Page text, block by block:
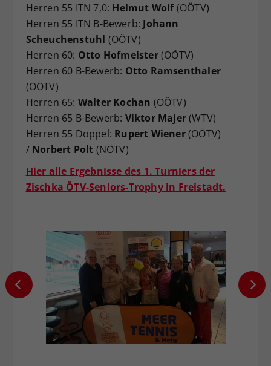
Herren 55 ITN 7,0: Helmut Wolf(OÖTV)
Herren 55 ITN B-Bewerb: Johann
Scheuchenstuhl (OÖTV)
Herren 60: Otto Hofmeister(OÖTV)
Herren 60 B-Bewerb: Otto Ramsenthaler
(OÖTV)
Herren 65: Walter Kochan (OÖTV)
Herren 65 B-Bewerb: Viktor Majer(WTV)
Herren 55 Doppel: Rupert Wiener(OÖTV)
/ Norbert Polt (NÖTV)
Hier alle Ergebnisse des 1. Turniers der
Zischka ÖTV-Seniors-Trophy in Freistadt.